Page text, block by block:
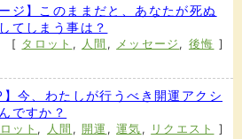
ージ】このままだと、あなたが死ぬ
てしまう事は？
[ タロット , 人間 , メッセージ , 後悔 ]
】今、わたしが行うべき開運アクシ
ですか？
ット , 人間 , 開運 ,運気 , リクエスト ]